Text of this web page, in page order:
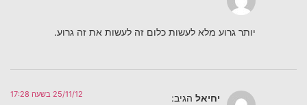
יותר גרוע מלא לעשות כלום זה לעשות את זה גרוע.
יחיאל הגיב: 25/11/12 בשעה 17:28